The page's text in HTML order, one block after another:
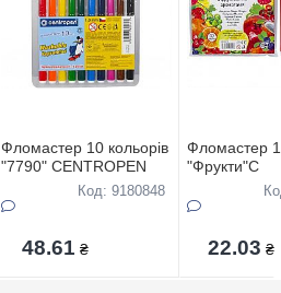
Фломастер 10 кольорів
"7790" CENTROPEN
Код: 9180848
48.61 ₴
Фломастер
"Фрукти"С
22.03 ₴